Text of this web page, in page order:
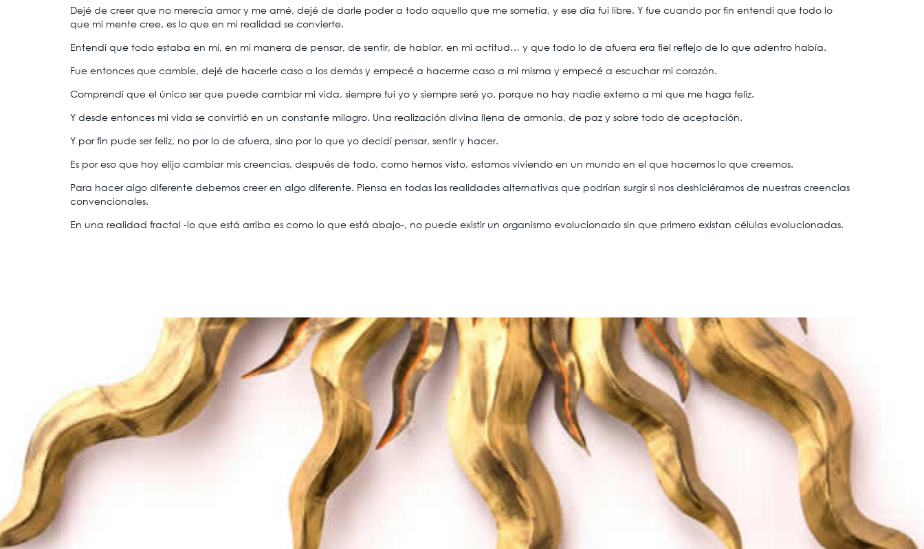
Dejé de creer que no merecía amor y me amé, dejé de darle poder a todo aquello que me sometía, y ese día fui libre. Y fue cuando por fin entendí que todo lo
que mi mente cree, es lo que en mi realidad se convierte.
Entendí que todo estaba en mí, en mi manera de pensar, de sentir, de hablar, en mi actitud… y que todo lo de afuera era fiel reflejo de lo que adentro había.
Fue entonces que cambie, dejé de hacerle caso a los demás y empecé a hacerme caso a mi misma y empecé a escuchar mi corazón.
Comprendí que el único ser que puede cambiar mi vida, siempre fui yo y siempre seré yo, porque no hay nadie externo a mi que me haga feliz.
Y desde entonces mi vida se convirtió en un constante milagro. Una realización divina llena de armonía, de paz y sobre todo de aceptación.
Y por fin pude ser feliz, no por lo de afuera, sino por lo que yo decidí pensar, sentir y hacer.
Es por eso que hoy elijo cambiar mis creencias, después de todo, como hemos visto, estamos viviendo en un mundo en el que hacemos lo que creemos.
Para hacer algo diferente debemos creer en algo diferente. Piensa en todas las realidades alternativas que podrían surgir si nos deshiciéramos de nuestras creencias
convencionales.
En una realidad fractal -lo que está arriba es como lo que está abajo-, no puede existir un organismo evolucionado sin que primero existan células evolucionadas.